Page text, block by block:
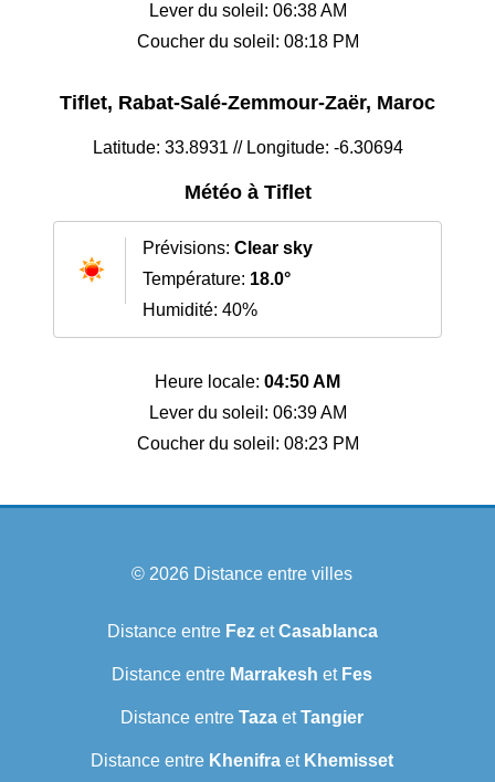
Lever du soleil: 06:38 AM
Coucher du soleil: 08:18 PM
Tiflet, Rabat-Salé-Zemmour-Zaër, Maroc
Latitude: 33.8931 // Longitude: -6.30694
Météo à Tiflet
Prévisions: Clear sky
Température: 18.0°
Humidité: 40%
Heure locale: 04:50 AM
Lever du soleil: 06:39 AM
Coucher du soleil: 08:23 PM
© 2026 Distance entre villes
Distance entre FezetCasablanca
Distance entre Marrakesh et Fes
Distance entre Taza etTangier
Distance entre Khenifra et Khemisset